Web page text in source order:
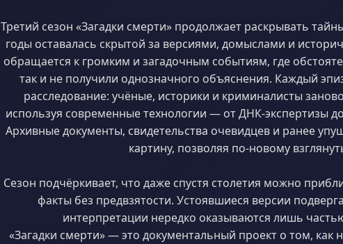
Третий сезон «Загадки смерти» продолжает раскрывать
годы оставалась скрытой за версиями, домыслами и
обращается к громким и загадочным событиям, где
так и не получили однозначного объяснения. Каждый
расследование: учёные, историки и криминалисты
используя современные технологии — от ДНК-экспертизы
Архивные документы, свидетельства очевидцев и ранее
картину, позволяя по-новому
Сезон подчёркивает, что даже спустя столетия можно
факты без предвзятости. Устоявшиеся версии
интерпретации нередко оказываются лишь
«Загадки смерти» — это документальный проект о том, как